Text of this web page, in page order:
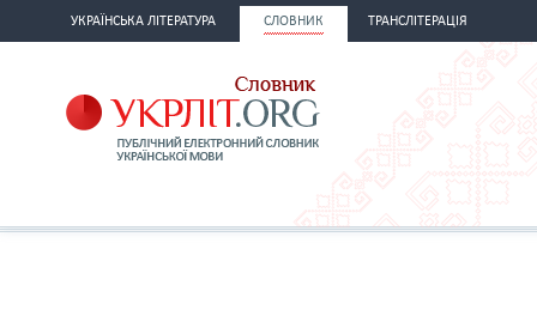
УКРАЇНСЬКА ЛІТЕРАТУРА СЛОВНИК ТРАНСЛІТЕРАЦІЯ